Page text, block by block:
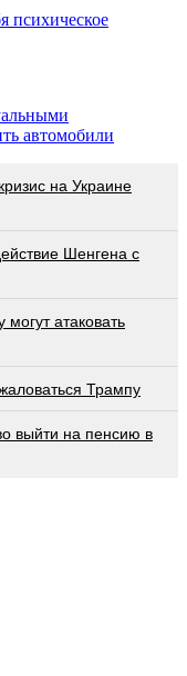
психическое
автомобили
на Украине
Шенгена с
атаковать
Трампу
выйти на пенсию в